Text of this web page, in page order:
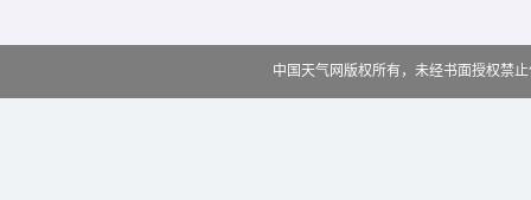
中国天气网版权所有，未经书面授权